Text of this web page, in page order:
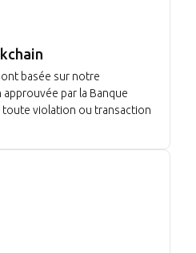
basée sur notre
par la Banque
toute violation ou transaction